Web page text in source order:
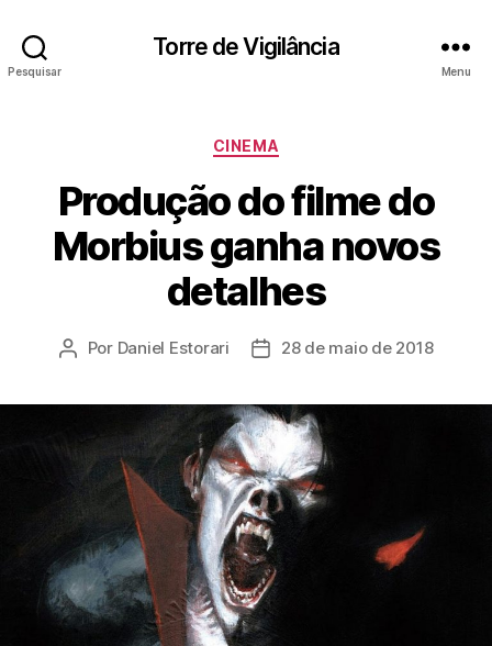
Pesquisar
Torre de Vigilância
Menu
Categorias
CINEMA
Produção do filme do
Morbius ganha novos
detalhes
Autor
Por Daniel Estorari
Data28 de maio de 2018